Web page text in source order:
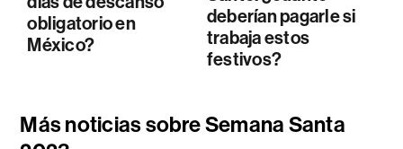
obligatorio en
México?
deberían pagarle si
trabaja estos
festivos?
Más noticias sobre Semana Santa